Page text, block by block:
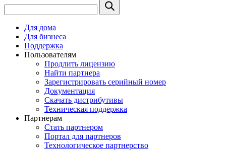
Для дома
Для бизнеса
Поддержка
Пользователям
Продлить лицензию
Найти партнера
Зарегистрировать серийный номер
Документация
Скачать дистрибутивы
Техническая поддержка
Партнерам
Стать партнером
Портал для партнеров
Технологическое партнерство